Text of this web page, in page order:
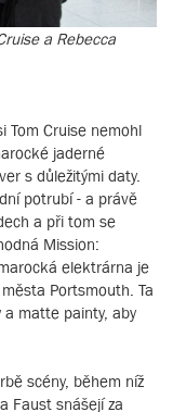
a Rebecca
Tom Cruise nemohl
jaderné
s důležitými daty.
potrubí - a právě
a při tom se
Mission:
elektrárna je
Portsmouth. Ta
a matte painty, aby
scény, během níž
Faust snášejí za